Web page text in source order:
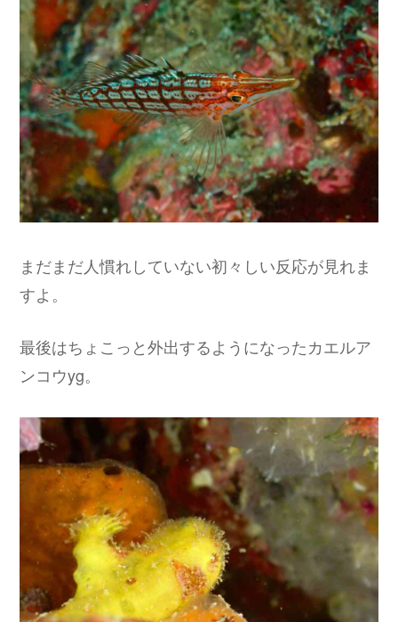
まだまだ人慣れしていない初々しい反応が見れま
すよ。
最後はちょこっと外出するようになったカエルア
ンコウyg。